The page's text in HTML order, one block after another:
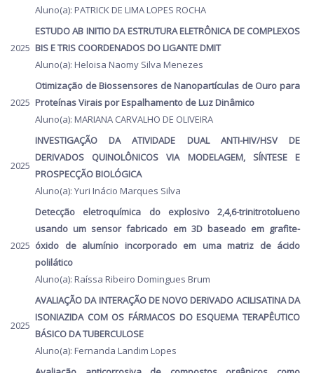
Aluno(a): PATRICK DE LIMA LOPES ROCHA
2025
ESTUDO AB INITIO DA ESTRUTURA ELETRÔNICA DE COMPLEXOS
BIS E TRIS COORDENADOS DO LIGANTE DMIT
Aluno(a): Heloisa Naomy Silva Menezes
2025
Otimização de Biossensores de Nanopartículas de Ouro para
Proteínas Virais por Espalhamento de Luz Dinâmico
Aluno(a): MARIANA CARVALHO DE OLIVEIRA
2025
INVESTIGAÇÃO DA ATIVIDADE DUAL ANTI-HIV/HSV DE
DERIVADOS QUINOLÔNICOS VIA MODELAGEM, SÍNTESE E
PROSPECÇÃO BIOLÓGICA
Aluno(a): Yuri Inácio Marques Silva
2025
Detecção eletroquímica do explosivo 2,4,6-trinitrotolueno
usando um sensor fabricado em 3D baseado em grafite-
óxido de alumínio incorporado em uma matriz de ácido
polilático
Aluno(a): Raíssa Ribeiro Domingues Brum
2025
AVALIAÇÃO DA INTERAÇÃO DE NOVO DERIVADO ACILISATINA DA
ISONIAZIDA COM OS FÁRMACOS DO ESQUEMA TERAPÊUTICO
BÁSICO DA TUBERCULOSE
Aluno(a): Fernanda Landim Lopes